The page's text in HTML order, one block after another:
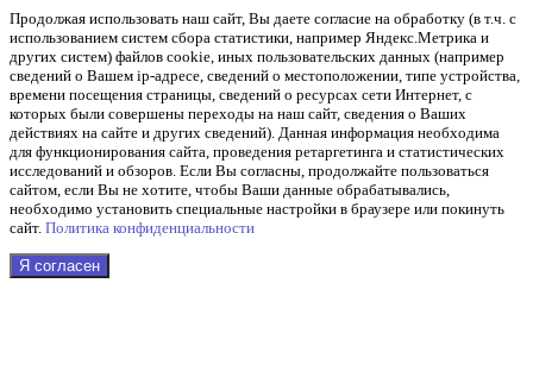
Продолжая использовать наш cайт, Вы даете согласие на обработку (в т.ч. с
использованием систем сбора статистики, например Яндекс.Метрика и
других систем) файлов cookie, иных пользовательских данных (например
сведений о Вашем ip-адресе, сведений о местоположении, типе устройства,
времени посещения страницы, сведений о ресурсах сети Интернет, с
которых были совершены переходы на наш сайт, сведения о Ваших
действиях на сайте и других сведений). Данная информация необходима
для функционирования сайта, проведения ретаргетинга и статистических
исследований и обзоров. Если Вы согласны, продолжайте пользоваться
сайтом, если Вы не хотите, чтобы Ваши данные обрабатывались,
необходимо установить специальные настройки в браузере или покинуть
сайт. Политика конфиденциальности
Я согласен